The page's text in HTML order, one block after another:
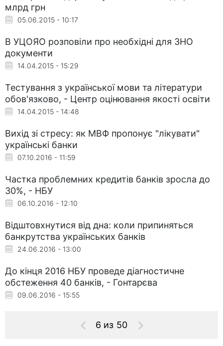
млрд грн
05.06.2015 - 10:17
В УЦОЯО розповіли про необхідні для ЗНО
документи
14.04.2015 - 15:29
Тестування з української мови та літератури
обов'язково, - Центр оцінювання якості освіти
14.04.2015 - 14:48
Вихід зі стресу: як МВФ пропонує "лікувати"
українські банки
07.10.2016 - 11:59
Частка проблемних кредитів банків зросла до
30%, - НБУ
06.10.2016 - 12:10
Відштовхнутися від дна: коли припиняться
банкрутства українських банків
24.06.2016 - 13:00
До кінця 2016 НБУ проведе діагностичне
обстеження 40 банків, - Гонтарєва
09.06.2016 - 15:55
6 из 50